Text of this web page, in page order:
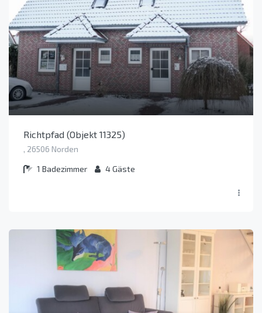
Richtpfad (Objekt 11325)
, 26506 Norden
1 Badezimmer 4Gäste